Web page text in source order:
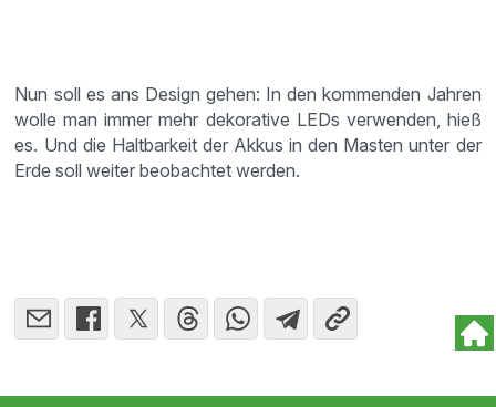
Nun soll es ans Design gehen: In den kommenden Jahren
wolle man immer mehr dekorative LEDs verwenden, hieß
es. Und die Haltbarkeit der Akkus in den Masten unter der
Erde soll weiter beobachtet werden.